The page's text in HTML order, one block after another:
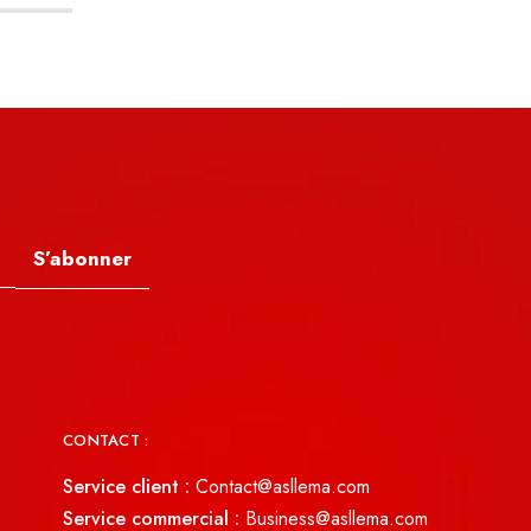
S’abonner
CONTACT :
Service client : Contact@asllema.com
Service commercial : Business@asllema.com